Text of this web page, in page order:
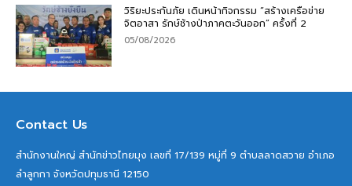
วิริยะประกันภัย เดินหน้ากิจกรรม “สร้างเครือข่าย
จิตอาสา รักษ์ช้างป่าภาคตะวันออก” ครั้งที่ 2
05/08/2026
Contact Us
สำนักงานใหญ่ สำนักข่าวไทยมุง เลขที่ 17/139 หมู่ที่ 9 ตำบลลาดสวาย อำเภอ
ลำลูกกา จังหวัดปทุมธานี 12150